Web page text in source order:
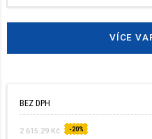
VÍCE
BEZ DPH
2 615.29 Kč -20%